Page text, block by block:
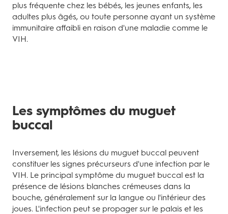
plus fréquente chez les bébés, les jeunes enfants, les
adultes plus âgés, ou toute personne ayant un système
immunitaire affaibli en raison d'une maladie comme le
VIH.
Les symptômes du muguet
buccal
Inversement, les lésions du muguet buccal peuvent
constituer les signes précurseurs d'une infection par le
VIH. Le principal symptôme du muguet buccal est la
présence de lésions blanches crémeuses dans la
bouche, généralement sur la langue ou l'intérieur des
joues. L'infection peut se propager sur le palais et les